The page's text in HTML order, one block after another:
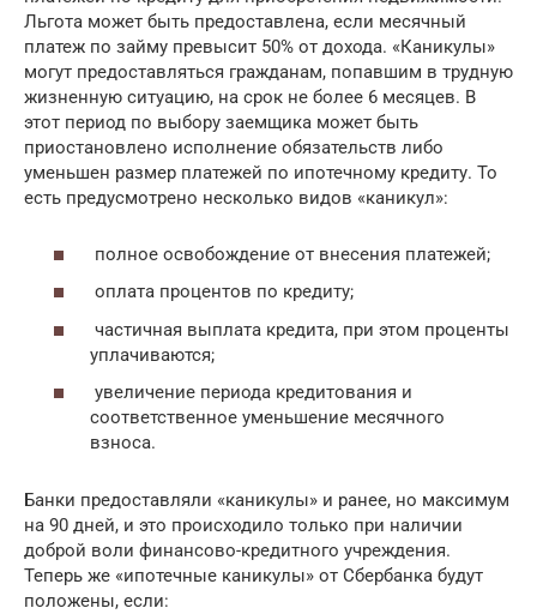
Льгота может быть предоставлена, если месячный
платеж по займу превысит 50% от дохода. «Каникулы»
могут предоставляться гражданам, попавшим в трудную
жизненную ситуацию, на срок не более 6 месяцев. В
этот период по выбору заемщика может быть
приостановлено исполнение обязательств либо
уменьшен размер платежей по ипотечному кредиту. То
есть предусмотрено несколько видов «каникул»:
полное освобождение от внесения платежей;
оплата процентов по кредиту;
частичная выплата кредита, при этом проценты
уплачиваются;
увеличение периода кредитования и
соответственное уменьшение месячного
взноса.
Банки предоставляли «каникулы» и ранее, но максимум
на 90 дней, и это происходило только при наличии
доброй воли финансово-кредитного учреждения.
Теперь же «ипотечные каникулы» от Сбербанка будут
положены, если: